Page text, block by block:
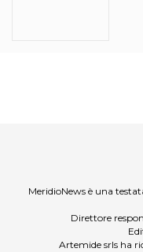
MeridioNews è una
Direttore
Artemide srls ha